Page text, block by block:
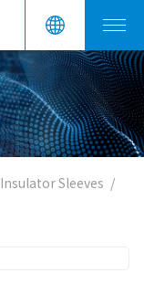
Insulator Sleeves